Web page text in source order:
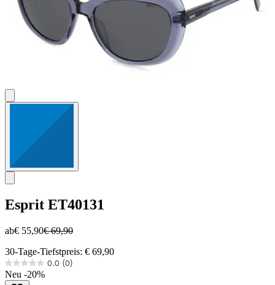
Esprit ET40131
ab€ 55,90€ 69,90
30-Tage-Tiefstpreis: € 69,90
0.0 (0)
0.0
von
Neu -20%